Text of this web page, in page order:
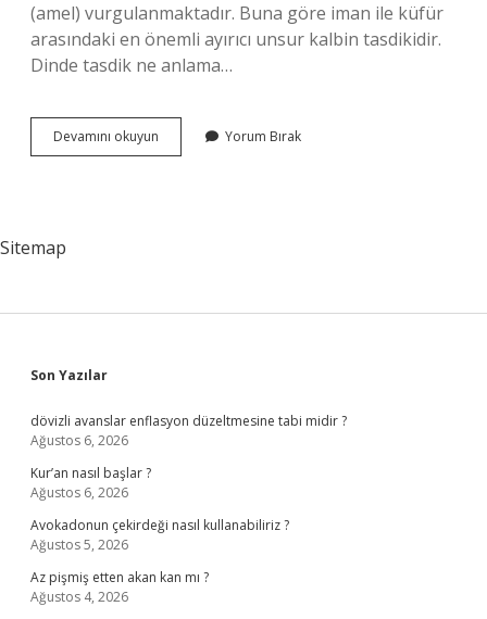
(amel) vurgulanmaktadır. Buna göre iman ile küfür
arasındaki en önemli ayırıcı unsur kalbin tasdikidir.
Dinde tasdik ne anlama…
Devamını okuyun
Ilişkisi
Yorum Bırak
Sitemap
Sidebar
Son Yazılar
dövizli avanslar enflasyon düzeltmesine tabi midir ?
Ağustos 6, 2026
Kur’an nasıl başlar ?
Ağustos 6, 2026
Avokadonun çekirdeği nasıl kullanabiliriz ?
Ağustos 5, 2026
Az pişmiş etten akan kan mı ?
Ağustos 4, 2026